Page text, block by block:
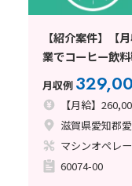
【紹介案件】【
業でコーヒー飲
月収例
【月給】
滋賀県愛知郡
マシンオペレ
60074-00